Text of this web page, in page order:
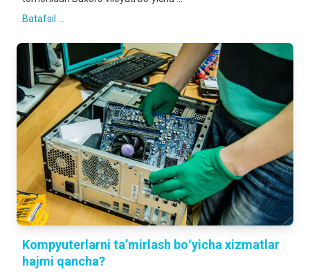
Batafsil ...
Kompyuterlarni taʼmirlash boʻyicha xizmatlar
hajmi qancha?